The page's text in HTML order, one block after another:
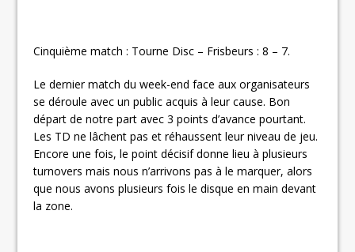
Cinquième match : Tourne Disc – Frisbeurs : 8 – 7.
Le dernier match du week-end face aux organisateurs
se déroule avec un public acquis à leur cause. Bon
départ de notre part avec 3 points d’avance pourtant.
Les TD ne lâchent pas et réhaussent leur niveau de jeu.
Encore une fois, le point décisif donne lieu à plusieurs
turnovers mais nous n’arrivons pas à le marquer, alors
que nous avons plusieurs fois le disque en main devant
la zone.